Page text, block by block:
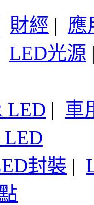
財經 | 應
LED光源
LED | 車
封裝 |